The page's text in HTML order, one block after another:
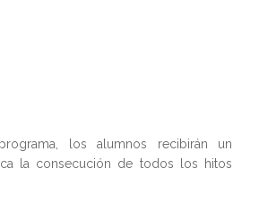
los alumnos recibirán un
la consecución de todos los hitos